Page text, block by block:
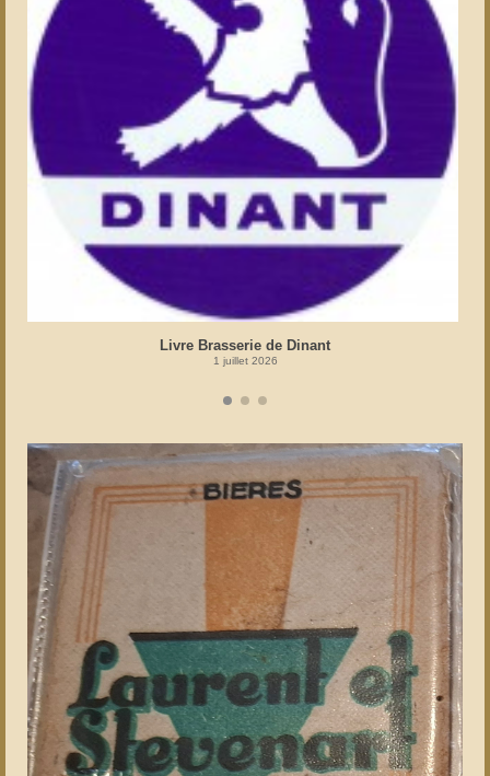
Livre Brasserie de Dinant
1 juillet 2026